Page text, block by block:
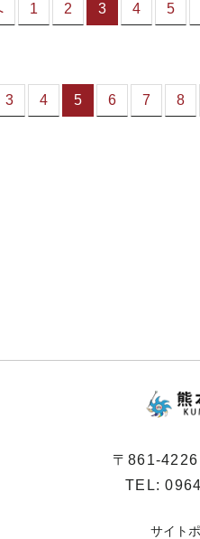
1 2 3
（こ
ジ）
4 5
3 4 5
（こ
6 7 8
〒861-
TEL:
サイト